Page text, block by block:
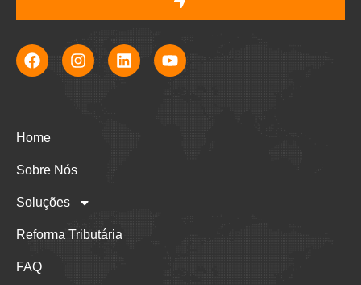
Home
Sobre Nós
Soluções
Reforma Tributária
FAQ